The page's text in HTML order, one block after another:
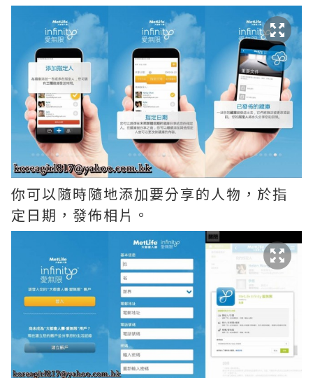
你可以隨時隨地添加要分享的人物，於指
定日期，發佈相片。